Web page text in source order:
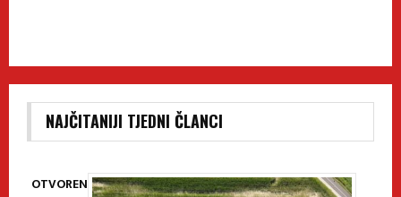
NAJČITANIJI TJEDNI ČLANCI
OTVOREN